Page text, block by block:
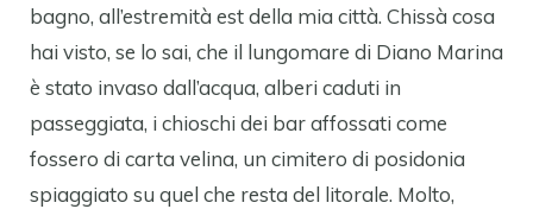
bagno, all’estremità est della mia città. Chissà cosa
hai visto, se lo sai, che il lungomare di Diano Marina
è stato invaso dall’acqua, alberi caduti in
passeggiata, i chioschi dei bar affossati come
fossero di carta velina, un cimitero di posidonia
spiaggiato su quel che resta del litorale. Molto,